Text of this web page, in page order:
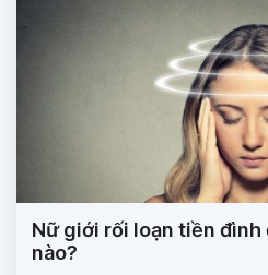
Nữ giới rối loạn tiền
nào?